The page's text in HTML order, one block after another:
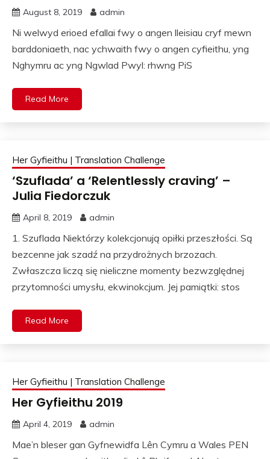
August 8, 2019 admin
Ni welwyd erioed efallai fwy o angen lleisiau cryf mewn
barddoniaeth, nac ychwaith fwy o angen cyfieithu, yng
Nghymru ac yng Ngwlad Pwyl: rhwng PiS
Read More
Her Gyfieithu | Translation Challenge
‘Szuflada’ a ‘Relentlessly craving’ –
Julia Fiedorczuk
April 8, 2019 admin
1. Szuflada Niektórzy kolekcjonują opiłki przeszłości. Są
bezcenne jak szadź na przydrożnych brzozach.
Zwłaszcza liczą się nieliczne momenty bezwzględnej
przytomności umysłu, ekwinokcjum. Jej pamiątki: stos
Read More
Her Gyfieithu | Translation Challenge
Her Gyfieithu 2019
April 4, 2019 admin
Mae’n bleser gan Gyfnewidfa Lên Cymru a Wales PEN